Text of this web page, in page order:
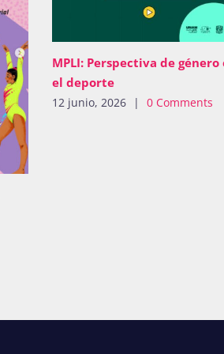
MPLI: Perspectiva de género
el deporte
12 junio, 2026 | 0 Comments